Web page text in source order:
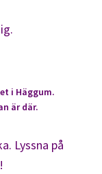
i Häggum.
är där.
Lyssna på